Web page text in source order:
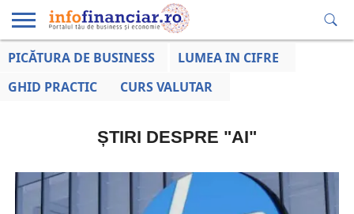
EDUCAȚIE
LA ZI
AFACERILOR
PICĂTURA DE BUSINESS
LUMEA IN CIFRE
GHID PRACTIC
CURS VALUTAR
ȘTIRI DESPRE "AI"